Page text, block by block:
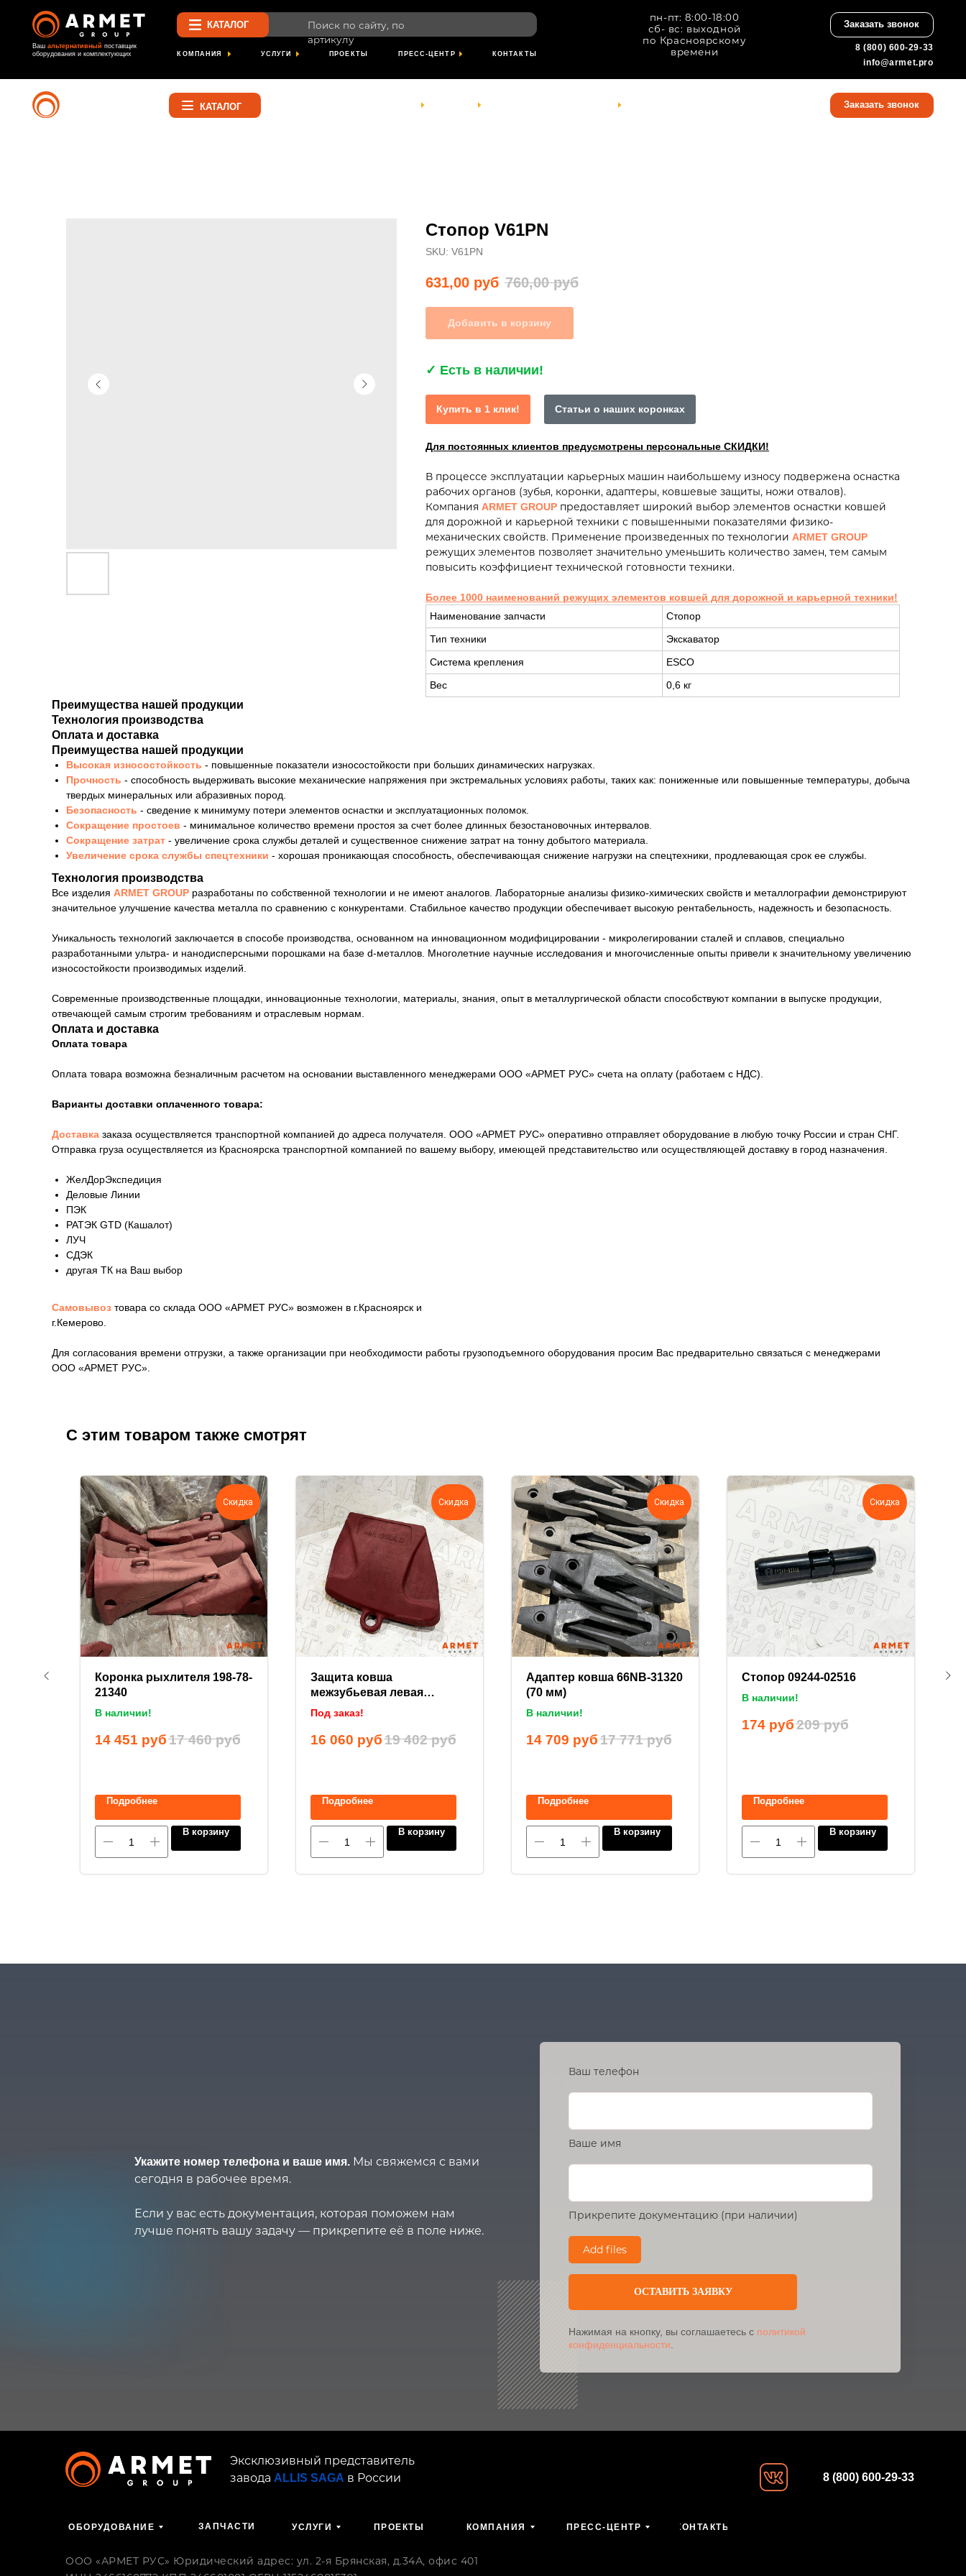
пн-пт: 8:00-18:00
сб- вс: выходной
по Красноярскому
поставщик
оборудования и комплектующих
Поиск по сайту, по
артикулу
КАТАЛОГ
КАТАЛОГ
Стопор V61PN
SKU: V61PN
631,00 руб 760,00 руб
Добавить в корзину
✓ Есть в наличии!
Купить в 1 клик! Статьи о наших коронках
Для постоянных клиентов предусмотрены персональные СКИДКИ!
В процессе эксплуатации карьерных машин наибольшему износу подвержена оснастка
рабочих органов (зубья, коронки, адаптеры, ковшевые защиты, ножи отвалов).
Компания ARMET GROUP предоставляет широкий выбор элементов оснастки ковшей
для дорожной и карьерной техники с повышенными показателями физико-
механических свойств. Применение произведенных по технологии ARMET GROUP
режущих элементов позволяет значительно уменьшить количество замен, тем самым
повысить коэффициент технической готовности техники.
Более 1000 наименований режущих элементов ковшей для дорожной и карьерной техники!
Наименование запчасти
Стопор
Тип техники
Экскаватор
Система крепления
ESCO
Вес
0,6 кг
Преимущества нашей продукции
Технология производства
Оплата и доставка
Преимущества нашей продукции
Высокая износостойкость - повышенные показатели износостойкости при больших динамических нагрузках.
Прочность - способность выдерживать высокие механические напряжения при экстремальных условиях работы, таких как: пониженные или повышенные температуры, добыча
твердых минеральных или абразивных пород.
Безопасность - сведение к минимуму потери элементов оснастки и эксплуатационных поломок.
Сокращение простоев - минимальное количество времени простоя за счет более длинных безостановочных интервалов.
Сокращение затрат - увеличение срока службы деталей и существенное снижение затрат на тонну добытого материала.
Увеличение срока службы спецтехники - хорошая проникающая способность, обеспечивающая снижение нагрузки на спецтехники, продлевающая срок ее службы.
Технология производства
Все изделия ARMET GROUP разработаны по собственной технологии и не имеют аналогов. Лабораторные анализы физико-химических свойств и металлографии демонстрируют
значительное улучшение качества металла по сравнению с конкурентами. Стабильное качество продукции обеспечивает высокую рентабельность, надежность и безопасность.
Уникальность технологий заключается в способе производства, основанном на инновационном модифицировании - микролегировании сталей и сплавов, специально
разработанными ультра- и нанодисперсными порошками на базе d-металлов. Многолетние научные исследования и многочисленные опыты привели к значительному увеличению
износостойкости производимых изделий.
Современные производственные площадки, инновационные технологии, материалы, знания, опыт в металлургической области способствуют компании в выпуске продукции,
отвечающей самым строгим требованиям и отраслевым нормам.
Оплата и доставка
Оплата товара
Оплата товара возможна безналичным расчетом на основании выставленного менеджерами ООО «АРМЕТ РУС» счета на оплату (работаем с НДС).
Варианты доставки оплаченного товара:
Доставка заказа осуществляется транспортной компанией до адреса получателя. ООО «АРМЕТ РУС» оперативно отправляет оборудование в любую точку России и стран СНГ.
Отправка груза осуществляется из Красноярска транспортной компанией по вашему выбору, имеющей представительство или осуществляющей доставку в город назначения.
ЖелДорЭкспедиция
Деловые Линии
ПЭК
РАТЭК GTD (Кашалот)
ЛУЧ
СДЭК
другая ТК на Ваш выбор
Самовывоз товара со склада ООО «АРМЕТ РУС» возможен в г.Красноярск и
г.Кемерово.
Для согласования времени отгрузки, а также организации при необходимости работы грузоподъемного оборудования просим Вас предварительно связаться с менеджерами
ООО «АРМЕТ РУС».
С этим товаром также смотрят
Скидка
Коронка рыхлителя 198-78-
21340
В наличии!
14 451 руб17 460 руб
Подробнее
В корзину
Скидка
Защита ковша
межзубьевая левая
4ML120ULD (120 мм)
Под заказ!
16 060 руб19 402 руб
Подробнее
В корзину
Скидка
Адаптер ковша 66NB-31320
(70 мм)
В наличии!
14 709 руб17 771 руб
Подробнее
В корзину
Скидка
Стопор 09244-02516
В наличии!
174 руб209 руб
Подробнее
В корзину
Укажите номер телефона и ваше имя. Мы свяжемся с вами
сегодня в рабочее время.
Если у вас есть документация, которая поможем нам
лучше понять вашу задачу — прикрепите её в поле ниже.
Нажимая на кнопку, вы соглашаетесь с политикой
конфиденциальности
Ваш телефон
Ваше имя
Прикрепите документацию (при наличии)
Add files
ОСТАВИТЬ ЗАЯВКУ
ООО «АРМЕТ РУС» Юридический адрес: ул. 2-я Брянская, д.34А, офис 401
8 (800) 600-29-33
ОБОРУДОВАНИЕ ПРОЕКТЫ КОМПАНИЯ ПРЕСС-ЦЕНТР КОНТАКТЫ
УСЛУГИ
ЗАПЧАСТИ
Эксклюзивный представитель
завода ALLIS SAGA в России